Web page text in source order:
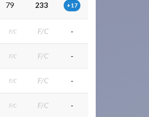
79 233 +17
F/C F/C -
F/C F/C -
F/C F/C -
F/C F/C -